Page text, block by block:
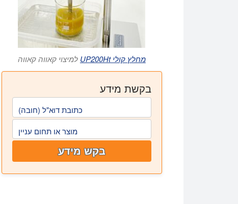
מחלץ קולי UP200Ht למיצוי קאווה קאווה
בקשת מידע
כתובת דוא"ל (חובה)
מוצר או תחום עניין
בקש מידע